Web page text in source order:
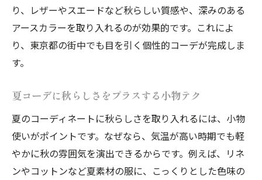
り、レザーやスエードなど秋らしい質感や、深みのある
アースカラーを取り入れるのが効果的です。これによ
り、東京都の街中でも目を引く個性的コーデが完成しま
す。
夏コーデに秋らしさをプラスする小物テク
夏のコーディネートに秋らしさを取り入れるには、小物
使いがポイントです。なぜなら、気温が高い時期でも軽
やかに秋の雰囲気を演出できるからです。例えば、リネ
ンやコットンなど夏素材の服に、こっくりとした色味の